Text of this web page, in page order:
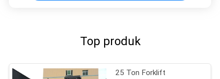
Top produk
25 Ton Forklift